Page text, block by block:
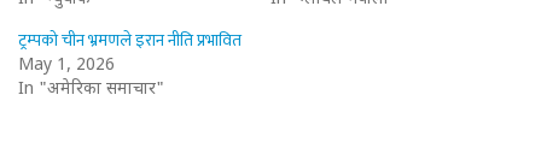
ट्रम्पको चीन भ्रमणले इरान नीति प्रभावित
May 1, 2026
In "अमेरिका समाचार"